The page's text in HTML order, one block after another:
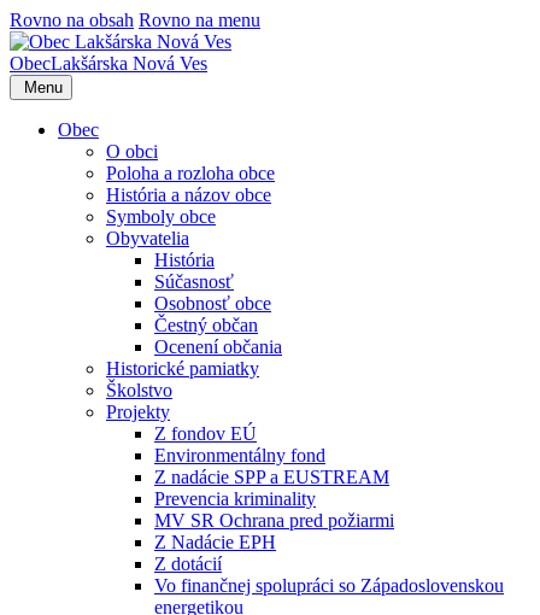
Rovno na obsah Rovno na menu
ObecLakšárska Nová Ves
Menu
Obec
O obci
Poloha a rozloha obce
História a názov obce
Symboly obce
Obyvatelia
História
Súčasnosť
Osobnosť obce
Čestný občan
Ocenení občania
Historické pamiatky
Školstvo
Projekty
Z fondov EÚ
Environmentálny fond
Z nadácie SPP a EUSTREAM
Prevencia kriminality
MV SR Ochrana pred požiarmi
Z Nadácie EPH
Z dotácií
Vo finančnej spolupráci so Západoslovenskou
energetikou